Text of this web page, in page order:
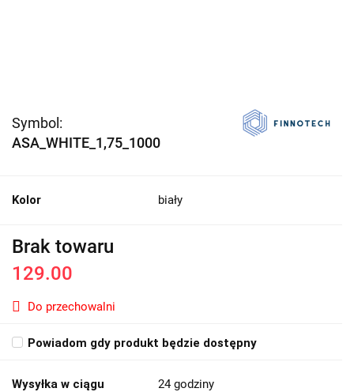
Symbol:
ASA_WHITE_1,75_1000
Kolor biały
Brak towaru
129.00
Do przechowalni
Powiadom gdy produkt będzie dostępny
Wysyłka w ciągu 24 godziny